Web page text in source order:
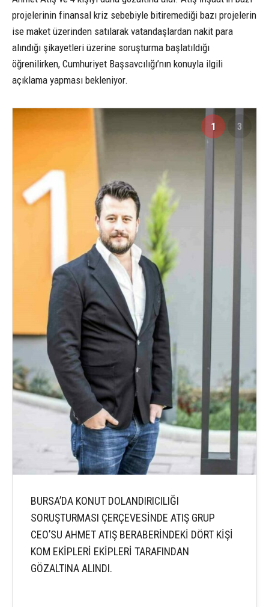
projelerinin finansal kriz sebebiyle bitiremediği bazı projelerin
ise maket üzerinden satılarak vatandaşlardan nakit para
alındığı şikayetleri üzerine soruşturma başlatıldığı
öğrenilirken, Cumhuriyet Başsavcılığı’nın konuyla ilgili
açıklama yapması bekleniyor.
1 3
BURSA’DA KONUT DOLANDIRICILIĞI
SORUŞTURMASI ÇERÇEVESİNDE ATIŞ GRUP
CEO’SU AHMET ATIŞ BERABERİNDEKİ DÖRT KİŞİ
KOM EKİPLERİ EKİPLERİ TARAFINDAN
GÖZALTINA ALINDI.